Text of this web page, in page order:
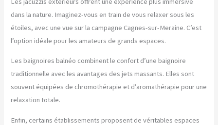
dans la nature. Imaginez-vous en train de vous relaxer sous les
étoiles, avec une vue sur la campagne Cagnes-sur-Meraine. C’est
l’option idéale pour les amateurs de grands espaces.
Les baignoires balnéo combinent le confort d’une baignoire
traditionnelle avec les avantages des jets massants. Elles sont
souvent équipées de chromothérapie et d’aromathérapie pour une
relaxation totale.
Enfin, certains établissements proposent de véritables espaces